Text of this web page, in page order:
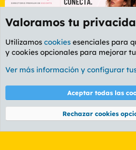
Foro Rapiñas
Cookies
PL OLDSTYLE AMARILLO
Términos y reglas
Community platform by XenForo® © 2010-2026
Valoramos tu
Utilizamos cookies esenciales para
y cookies opcionales para mejorar
Ver más información y configurar
Aceptar todas las
Rechazar cookies